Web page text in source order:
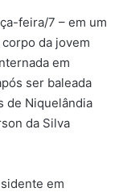
feira/7 – em um
da jovem
em
ser baleada
de Niquelândia
da Silva
em